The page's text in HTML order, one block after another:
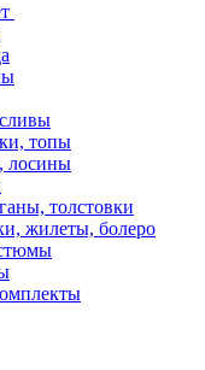
топы
лосины
толстовки
жилеты, болеро